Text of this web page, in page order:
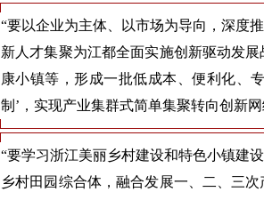
“要以企业为主体、以市场为导向，深度
新人才集聚为江都全面实施创新驱动发
康小镇等，形成一批低成本、便利化、
制’，实现产业集群式简单集聚转向创新
“要学习浙江美丽乡村建设和特色小镇建
乡村田园综合体，融合发展一、二、三